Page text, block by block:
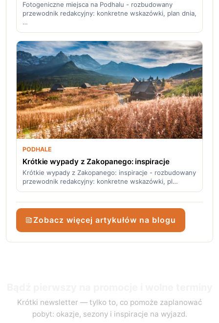
Fotogeniczne miejsca na Podhalu - rozbudowany
przewodnik redakcyjny: konkretne wskazówki, plan dnia,
…
PODHALE
Krótkie wypady z Zakopanego: inspiracje
Krótkie wypady z Zakopanego: inspiracje - rozbudowany
przewodnik redakcyjny: konkretne wskazówki, pl…
Zobacz więcej artykułów na blogu
Krótki newsletter — tylko to, co pomoże zaplanować
pobyt: okazje, sezony i inspiracje na wyjazd.